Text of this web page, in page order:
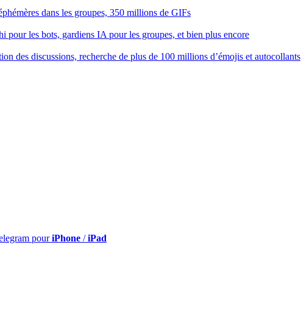
dans les groupes, 350 millions de GIFs
pour les bots, gardiens IA pour les groupes, et bien plus encore
des discussions, recherche de plus de 100 millions d’émojis et autocollants
pouriPhone /iPad